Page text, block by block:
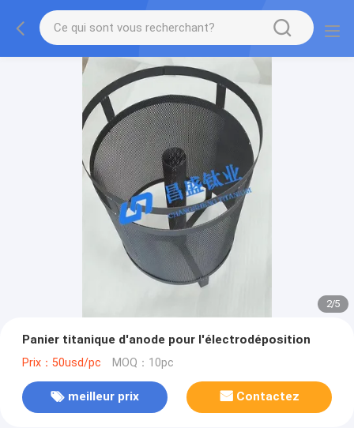
2/5
Panier titanique d'anode pour l'électrodéposition
Prix：50usd/pc MOQ：10pc
meilleur prix Contactez